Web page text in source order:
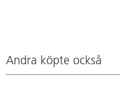
Andra köpte också